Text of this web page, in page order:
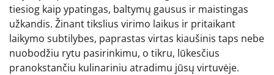
tiesiog kaip ypatingas, baltymų gausus ir maistingas
užkandis. Žinant tikslius virimo laikus ir pritaikant
laikymo subtilybes, paprastas virtas kiaušinis taps nebe
nuobodžiu rytu pasirinkimu, o tikru, lūkesčius
pranokstančiu kulinariniu atradimu jūsų virtuvėje.